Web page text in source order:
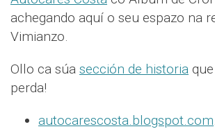
achegando aquí o seu espazo na
Vimianzo.
Ollo ca súa sección de historia
perda!
autocarescosta.blogspot.com